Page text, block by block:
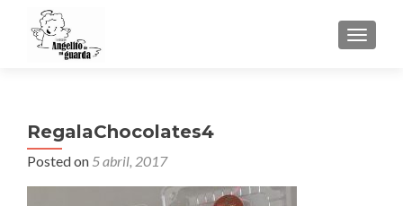
RegalaChocolates4
Posted on 5 abril, 2017